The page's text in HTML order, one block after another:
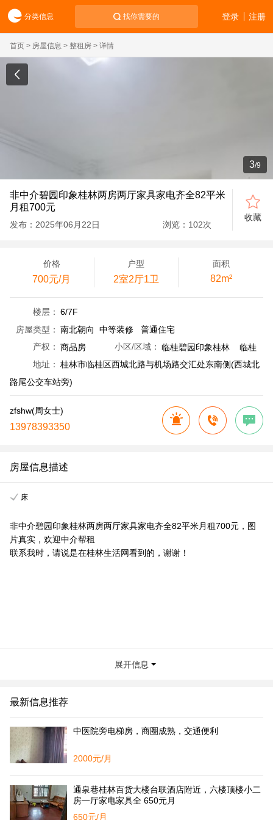
分类信息 找你需要的 注册
登录
首页 > 房屋信息 > 整租房 > 详情
3/9
非中介碧园印象桂林两房两厅家具家电齐全82平米
月租700元
发布：2025年06月22日 浏览： 102次
收藏
价格
700元/月
户型
2室2厅1卫
面积
82m²
楼层： 6/7F
房屋类型： 南北朝向 中等装修 普通住宅
产权： 商品房 小区/区域： 临桂碧园印象桂林 临桂
地址： 桂林市临桂区西城北路与机场路交汇处东南侧(西城北
路尾公交车站旁)
zfshw(周女士)
13978393350
房屋信息描述
床
非中介碧园印象桂林两房两厅家具家电齐全82平米月租700元，图
片真实，欢迎中介帮租
联系我时，请说是在桂林生活网看到的，谢谢！
展开信息
最新信息推荐
中医院旁电梯房，商圈成熟，交通便利
2000元/月
通泉巷桂林百货大楼台联酒店附近，六楼顶楼小二
房一厅家电家具全 650元月
650元/月